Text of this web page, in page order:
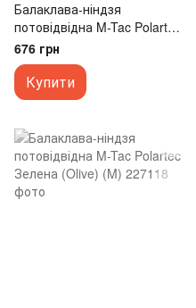
Балаклава-ніндзя
потовідвідна M-Tac Polartec
M Синя (Dark Navy Blue)
676 грн
Купити